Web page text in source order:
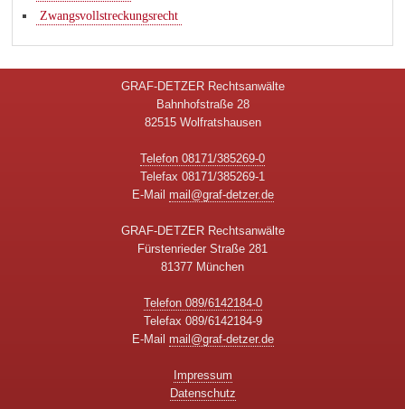
Zwangsvollstreckungsrecht
GRAF-DETZER Rechtsanwälte
Bahnhofstraße 28
82515 Wolfratshausen
Telefon 08171/385269-0
Telefax 08171/385269-1
E-Mail mail@graf-detzer.de
GRAF-DETZER Rechtsanwälte
Fürstenrieder Straße 281
81377 München
Telefon 089/6142184-0
Telefax 089/6142184-9
E-Mail mail@graf-detzer.de
Impressum
Datenschutz